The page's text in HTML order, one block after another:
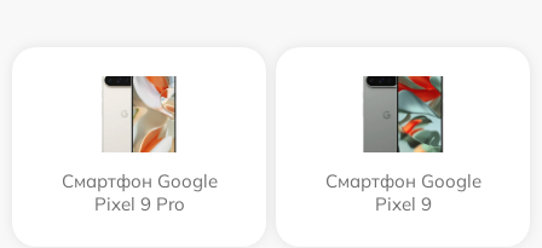
Смартфон Google
Pixel 9 Pro
Смартфон Google
Pixel 9